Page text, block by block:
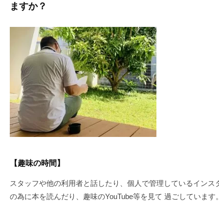
ますか？
【趣味の時間】
スタッフや他の利用者と話したり、個人で管理しているインス
の為に本を読んだり、趣味のYouTube等を見て 過ごしています